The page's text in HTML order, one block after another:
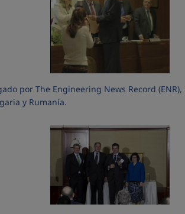
por The Engineering News Record
y Rumanía.